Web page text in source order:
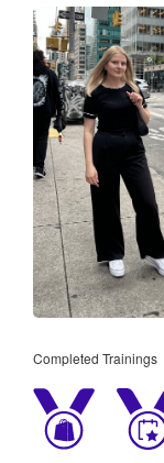
Completed Trainings